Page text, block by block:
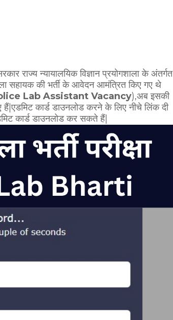
राज्य न्यायालयिक विज्ञान प्रयोगशाला के अंतर्गत
सहायक की भर्ती के आवेदन आमंत्रित किए गए थे
Lab Assistant Vacancy),अब इसकी
हैं|एडमिट कार्ड डाउनलोड करने के लिए नीचे लिंक दी
कार्ड डाउनलोड कर सकते हैं|